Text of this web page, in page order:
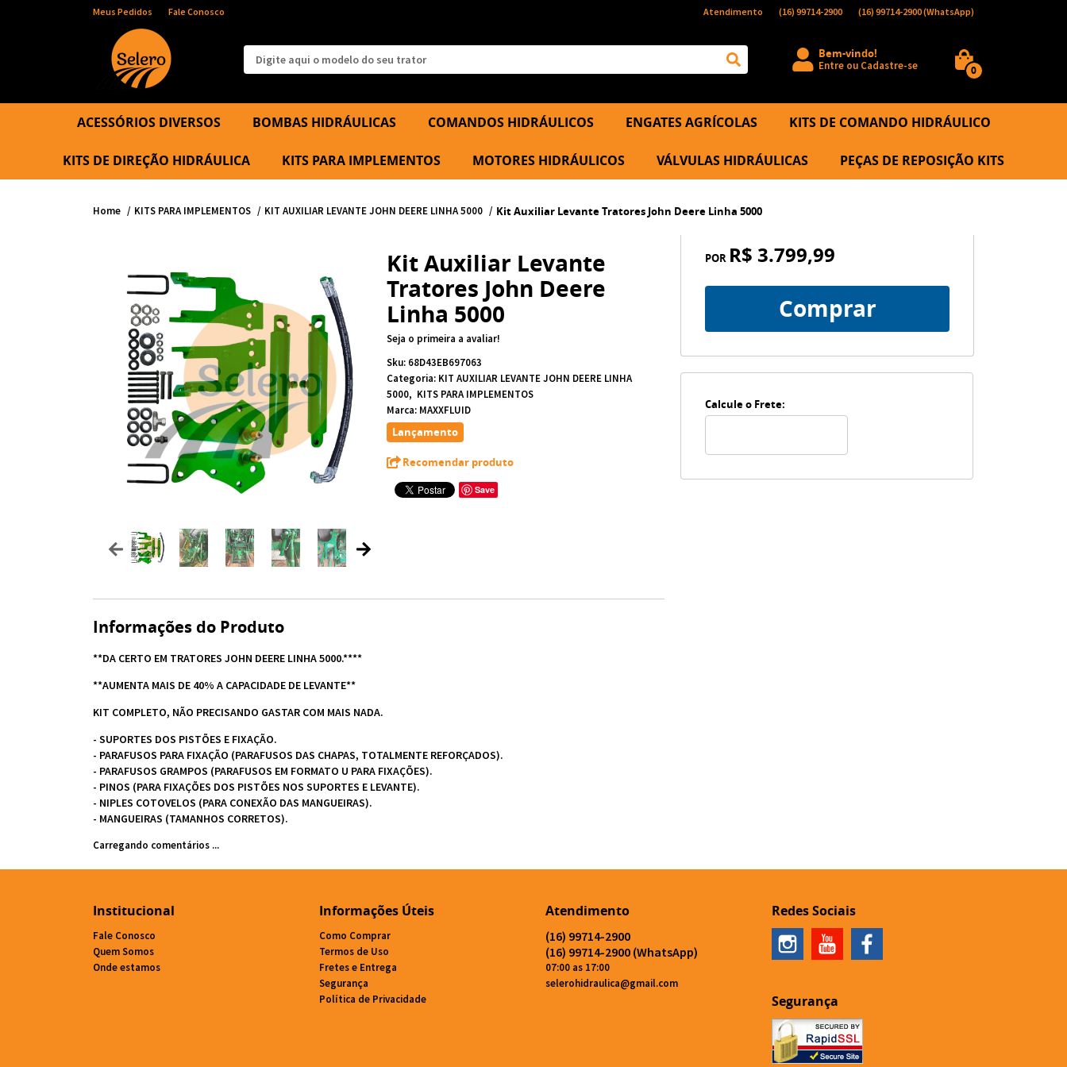
Meus Pedidos Fale Conosco Atendimento (16)99714-2900 (16)99714-2900(WhatsApp)
Bem-vindo!
Entre ou Cadastre-se 0
ACESSÓRIOS DIVERSOS BOMBAS HIDRÁULICAS COMANDOS HIDRÁULICOS ENGATES AGRÍCOLAS KITS DE COMANDO HIDRÁULICO
KITS DE DIREÇÃO HIDRÁULICA KITS PARA IMPLEMENTOS MOTORES HIDRÁULICOS VÁLVULAS HIDRÁULICAS PEÇAS DE REPOSIÇÃO KITS
Home KITS PARA IMPLEMENTOS KIT AUXILIAR LEVANTE JOHN DEERE LINHA 5000 Kit Auxiliar Levante Tratores John Deere Linha 5000
Kit Auxiliar Levante
Tratores John Deere
Linha 5000
Seja o primeira a avaliar!
Sku: 68D43EB697063
Categoria: KIT AUXILIAR LEVANTE JOHN DEERE LINHA
5000
KITS PARA IMPLEMENTOS
Marca: MAXXFLUID
Lançamento
Recomendar produto
Save
POR R$ 3.799,99
Comprar
Calcule o Frete:
Informações do Produto
**DA CERTO EM TRATORES JOHN DEERE LINHA 5000.****
**AUMENTA MAIS DE 40% A CAPACIDADE DE LEVANTE**
KIT COMPLETO, NÃO PRECISANDO GASTAR COM MAIS NADA.
- SUPORTES DOS PISTÕES E FIXAÇÃO.
- PARAFUSOS PARA FIXAÇÃO (PARAFUSOS DAS CHAPAS, TOTALMENTE REFORÇADOS).
- PARAFUSOS GRAMPOS (PARAFUSOS EM FORMATO U PARA FIXAÇÕES).
- PINOS (PARA FIXAÇÕES DOS PISTÕES NOS SUPORTES E LEVANTE).
- NIPLES COTOVELOS (PARA CONEXÃO DAS MANGUEIRAS).
- MANGUEIRAS (TAMANHOS CORRETOS).
Carregando comentários ...
Institucional
Fale Conosco
Quem Somos
Onde estamos
Informações Úteis
Como Comprar
Termos de Uso
Fretes e Entrega
Segurança
Política de Privacidade
Atendimento
(16) 99714-2900
(16) 99714-2900 (WhatsApp)
07:00 as 17:00
selerohidraulica@gmail.com
Redes Sociais
Segurança